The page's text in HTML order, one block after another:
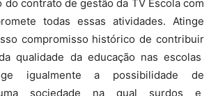
do contrato de gestão da TV Escola com
todas essas atividades. Atinge
compromisso histórico de contribuir
qualidade da educação nas escolas
igualmente a possibilidade de
sociedade na qual surdos e